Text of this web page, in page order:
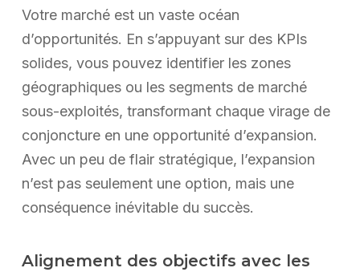
Votre marché est un vaste océan
d’opportunités. En s’appuyant sur des KPIs
solides, vous pouvez identifier les zones
géographiques ou les segments de marché
sous-exploités, transformant chaque virage de
conjoncture en une opportunité d’expansion.
Avec un peu de flair stratégique, l’expansion
n’est pas seulement une option, mais une
conséquence inévitable du succès.
Alignement des objectifs avec les